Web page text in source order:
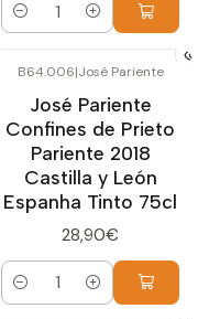
Quantidade
B64.006|José Pariente
José Pariente
Confines de Prieto
Pariente 2018
Castilla y León
Espanha Tinto 75cl
28,90€
Quantidade